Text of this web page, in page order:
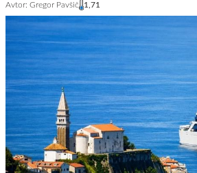
Avtor: Gregor Pavšič 1,71